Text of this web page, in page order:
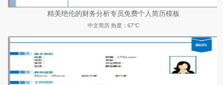
精美绝伦的财务分析专员免费个人简历模板
中文简历 热度：67°C